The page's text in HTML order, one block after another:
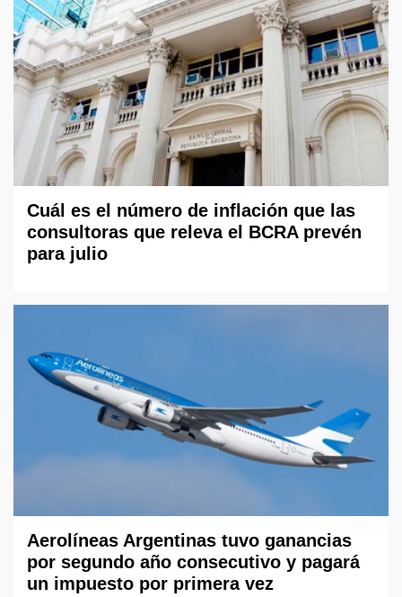
Cuál es el número de inflación que las
consultoras que releva el BCRA prevén
para julio
Aerolíneas Argentinas tuvo ganancias
por segundo año consecutivo y pagará
un impuesto por primera vez